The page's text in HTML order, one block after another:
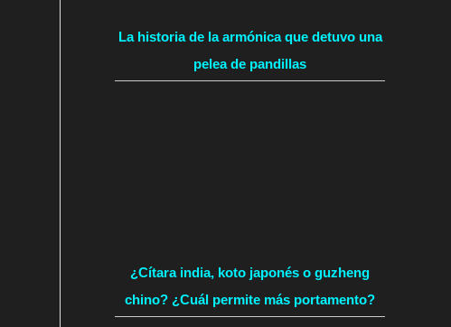
La historia de la armónica que detuvo una
pelea de pandillas
¿Cítara india, koto japonés o guzheng
chino? ¿Cuál permite más portamento?